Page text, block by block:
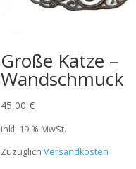
Große Katze –
Wandschmuck
45,00 €
inkl. 19 % MwSt.
Zuzüglich Versandkosten